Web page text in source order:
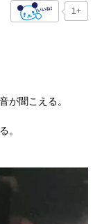
1+
が聞こえる。
。